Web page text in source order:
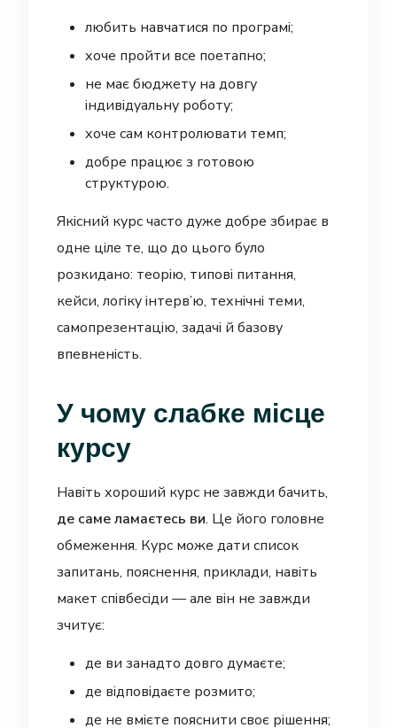
любить навчатися по програмі;
хоче пройти все поетапно;
не має бюджету на довгу
індивідуальну роботу;
хоче сам контролювати темп;
добре працює з готовою
структурою.
Якісний курс часто дуже добре збирає в
одне ціле те, що до цього було
розкидано: теорію, типові питання,
кейси, логіку інтерв’ю, технічні теми,
самопрезентацію, задачі й базову
впевненість.
У чому слабке місце
курсу
Навіть хороший курс не завжди бачить,
де саме ламаєтесь ви. Це його головне
обмеження. Курс може дати список
запитань, пояснення, приклади, навіть
макет співбесіди — але він не завжди
зчитує:
де ви занадто довго думаєте;
де відповідаєте розмито;
де не вмієте пояснити своє рішення;